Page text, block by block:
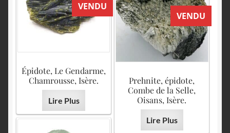
VENDU
Épidote, Le Gendarme,
Chamrousse, Isère.
Lire Plus
VENDU
Prehnite, épidote,
Combe de la Selle,
Oisans, Isère.
Lire Plus